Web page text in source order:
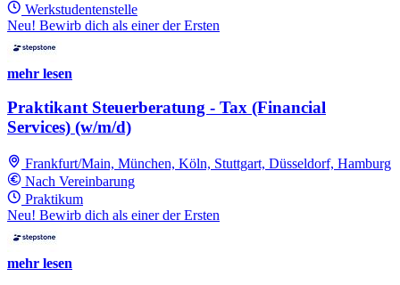
Werkstudentenstelle
Neu! Bewirb dich als einer der Ersten
mehr lesen
Praktikant Steuerberatung - Tax (Financial
Services) (w/m/d)
Frankfurt/Main, München, Köln, Stuttgart, Düsseldorf, Hamburg
Nach Vereinbarung
Praktikum
Neu! Bewirb dich als einer der Ersten
mehr lesen